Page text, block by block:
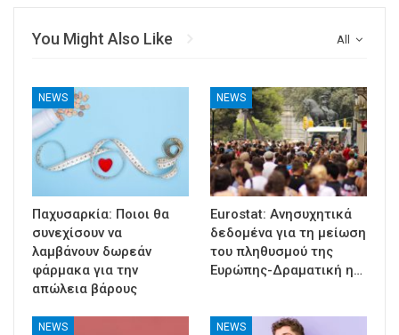
All
You Might Also Like
NEWS
Παχυσαρκία: Ποιοι θα
συνεχίσουν να
λαμβάνουν δωρεάν
φάρμακα για την
απώλεια βάρους
NEWS
Eurostat: Ανησυχητικά
δεδομένα για τη μείωση
του πληθυσμού της
Ευρώπης-Δραματική η…
NEWS NEWS